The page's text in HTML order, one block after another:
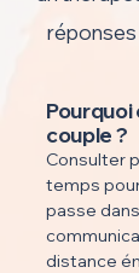
réponses
couple ?
Consulter
temps
passe
distance